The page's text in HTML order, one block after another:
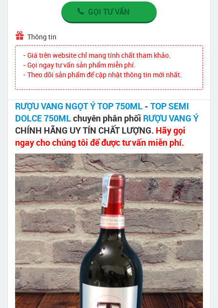
GỌI TƯ VẤN
Thông tin
- Giá trên website chỉ mang tính chất tham khảo.
- Gọi ngay tư vấn sản phẩm miễn phí.
- Theo dõi sản phẩm để cập nhật thông tin mới nhất.
RƯỢU VANG NGỌT Ý TOP 750ML - TOP SEMI
DOLCE 750MLchuyên phân phối RƯỢU VANG Ý
CHÍNH HÃNG UY TÍN CHẤT LƯỢNG. Hãy gọi
ngay cho chúng tôi để được tư vấn miễn phí.